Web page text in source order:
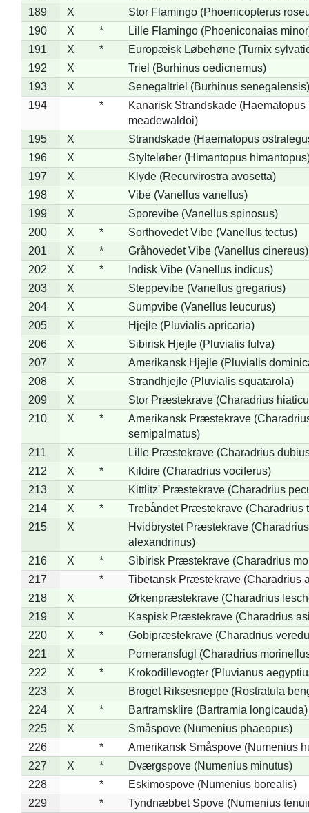
189
X
Stor Flamingo (Phoenicopterus
190
X *
Lille Flamingo (Phoeniconaias
191
X *
Europæisk Løbehøne (Turnix
192
X
Triel (Burhinus oedicnemus)
193
X
Senegaltriel (Burhinus senegalensis)
194
*
Kanarisk Strandskade (Haematopus
meadewaldoi)
195
X
Strandskade (Haematopus
196
X
Stylteløber (Himantopus
197
X
Klyde (Recurvirostra avosetta)
198
X
Vibe (Vanellus vanellus)
199
X
Sporevibe (Vanellus spinosus)
200
X *
Sorthovedet Vibe (Vanellus tectus)
201
X *
Gråhovedet Vibe (Vanellus cinereus)
202
X *
Indisk Vibe (Vanellus indicus)
203
X
Steppevibe (Vanellus gregarius)
204
X
Sumpvibe (Vanellus leucurus)
205
X
Hjejle (Pluvialis apricaria)
206
X
Sibirisk Hjejle (Pluvialis fulva)
207
X
Amerikansk Hjejle (Pluvialis
208
X
Strandhjejle (Pluvialis squatarola)
209
X
Stor Præstekrave (Charadrius
210
X *
Amerikansk Præstekrave
semipalmatus)
211
X
Lille Præstekrave (Charadrius
212
X *
Kildire (Charadrius vociferus)
213
X
Kittlitz' Præstekrave (Charadrius
214
X *
Trebåndet Præstekrave (Charadrius
215
X
Hvidbrystet Præstekrave (Charadrius
alexandrinus)
216
X *
Sibirisk Præstekrave (Charadrius
217
*
Tibetansk Præstekrave (Charadrius
218
X
Ørkenpræstekrave (Charadrius
219
X
Kaspisk Præstekrave (Charadrius
220
X *
Gobipræstekrave (Charadrius
221
X
Pomeransfugl (Charadrius
222
X *
Krokodillevogter (Pluvianus
223
X
Broget Riksesneppe (Rostratula
224
X *
Bartramsklire (Bartramia longicauda)
225
X
Småspove (Numenius phaeopus)
226
*
Amerikansk Småspove (Numenius
227
X *
Dværgspove (Numenius minutus)
228
*
Eskimospove (Numenius borealis)
229
* Tyndnæbbet Spove (Numenius